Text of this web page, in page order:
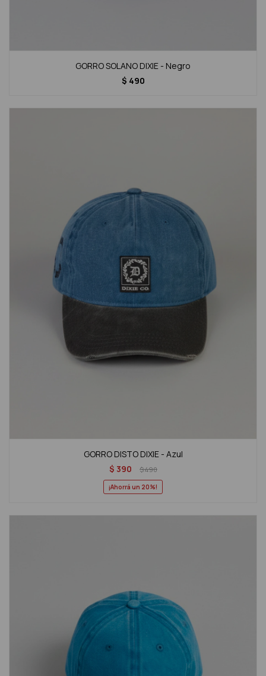
GORRO SOLANO DIXIE - Negro
$ 490
GORRO DISTO DIXIE - Azul
$ 390 $490
20